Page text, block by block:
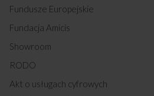
Fundusze Europejskie
Fundacja Amicis
Showroom
RODO
Akt o usługach cyfrowych